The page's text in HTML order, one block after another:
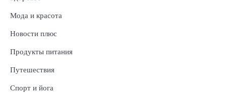
Мода и красота
Новости плюс
Продукты питания
Путешествия
Спорт и йога